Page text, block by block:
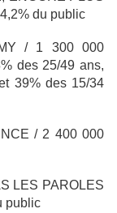
du public
/ 1 300 000
des 25/49 ans,
39% des 15/34
/ 2 400 000
LES PAROLES
public